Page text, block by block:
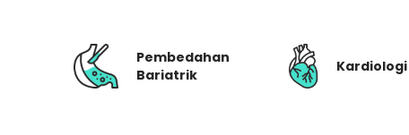
Pembedahan
Bariatrik
Kardiologi